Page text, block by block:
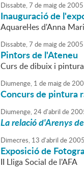
Dissabte,7 de maigde2005
Inauguració de
Aquarel·les d'Anna
Dissabte,7 de maigde2005
Pintors de l'Ateneu
Curs de dibuix i
Diumenge, 1 de maigde
Concurs de pintura
Diumenge,24d'abril de
La relació d'Arenys
Dimecres, 13 d'abril de2005
Exposició de
II Lliga Social de l'AFA